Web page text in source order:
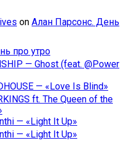
on Алан Парсонс. День
про утро
— Ghost (feat. @Power
— «Love Is Blind»
ft. The Queen of the
— «Light It Up»
— «Light It Up»